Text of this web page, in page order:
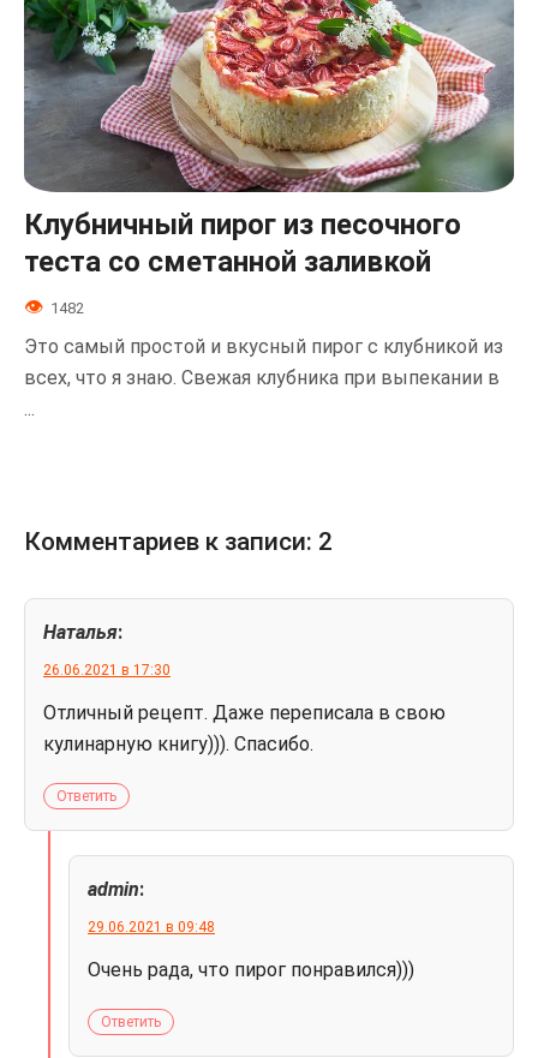
Клубничный пирог из песочного
теста со сметанной заливкой
1482
Это самый простой и вкусный пирог с клубникой из
всех, что я знаю. Свежая клубника при выпекании в
...
Комментариев к записи: 2
Наталья:
26.06.2021 в 17:30
Отличный рецепт. Даже переписала в свою
кулинарную книгу))). Спасибо.
Ответить
admin:
29.06.2021 в 09:48
Очень рада, что пирог понравился)))
Ответить